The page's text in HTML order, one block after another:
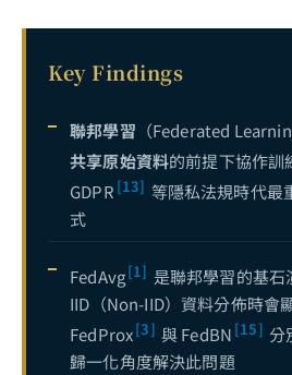
Key Findings
聯邦學習 （Federated
共享原始資料的前提下協作訓
GDPR [13] 等隱私法規時代最
式
FedAvg[1] 是聯邦學習的基
IID（Non-IID）資料分佈時
FedProx[3] 與 FedBN [15] 分
歸一化角度解決此問題